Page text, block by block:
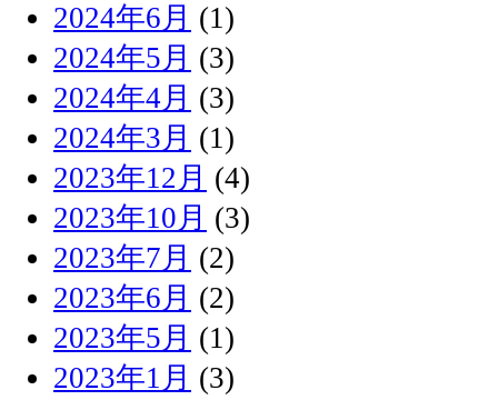
2024年6月 (1)
2024年5月 (3)
2024年4月 (3)
2024年3月 (1)
2023年12月 (4)
2023年10月 (3)
2023年7月 (2)
2023年6月 (2)
2023年5月 (1)
2023年1月 (3)